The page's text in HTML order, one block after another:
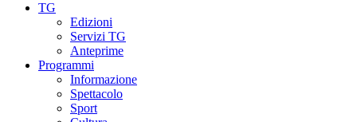
TG
Edizioni
Servizi TG
Anteprime
Programmi
Informazione
Spettacolo
Sport